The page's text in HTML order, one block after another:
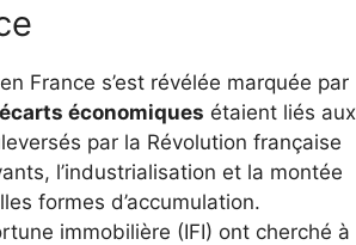
France s’est révélée marquée par
écarts économiques étaient liés aux
par la Révolution française
l’industrialisation et la montée
formes d’accumulation.
immobilière (IFI) ont cherché à